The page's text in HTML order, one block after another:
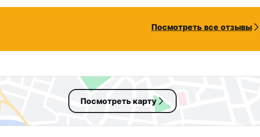
Посмотреть все отзывы
Посмотреть карту